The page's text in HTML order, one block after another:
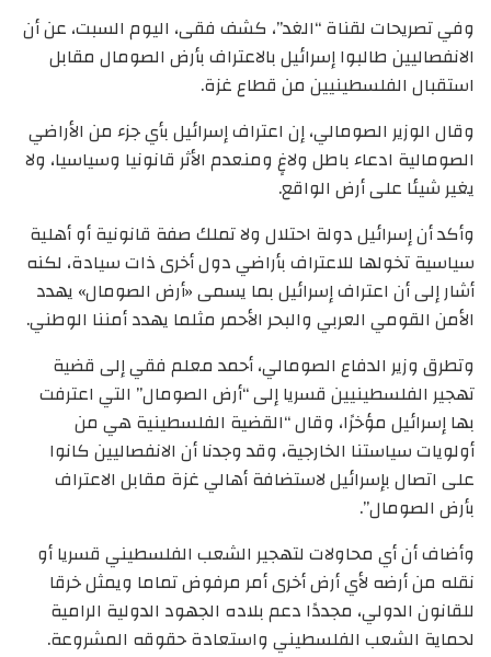
وفي تصريحات لقناة “الغد”، كشف فقى، اليوم السبت، عن أن
الانفصاليين طالبوا إسرائيل بالاعتراف بأرض الصومال مقابل
استقبال الفلسطينيين من قطاع غزة.
وقال الوزير الصومالي، إن اعتراف إسرائيل بأي جزء من الأراضي
الصومالية ادعاء باطل ولاغٍ ومنعدم الأثر قانونيا وسياسيا، ولا
يغير شيئا على أرض الواقع.
وأكد أن إسرائيل دولة احتلال ولا تملك صفة قانونية أو أهلية
سياسية تخولها للاعتراف بأراضي دول أخرى ذات سيادة، لكنه
أشار إلى أن اعتراف إسرائيل بما يسمى «أرض الصومال» يهدد
الأمن القومي العربي والبحر الأحمر مثلما يهدد أمننا الوطني.
وتطرق وزير الدفاع الصومالي، أحمد معلم فقي إلى قضية
تهجير الفلسطينيين قسريا إلى “أرض الصومال” التي اعترفت
بها إسرائيل مؤخرًا، وقال “القضية الفلسطينية هي من
أولويات سياستنا الخارجية، وقد وجدنا أن الانفصاليين كانوا
على اتصال بإسرائيل لاستضافة أهالي غزة مقابل الاعتراف
بأرض الصومال”.
وأضاف أن أي محاولات لتهجير الشعب الفلسطيني قسريا أو
نقله من أرضه لأي أرض أخرى أمر مرفوض تماما ويمثل خرقا
للقانون الدولي، مجددًا دعم بلاده الجهود الدولية الرامية
لحماية الشعب الفلسطيني واستعادة حقوقه المشروعة.